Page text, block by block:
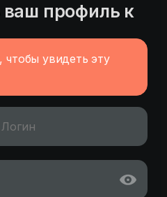
профиль к
увидеть эту